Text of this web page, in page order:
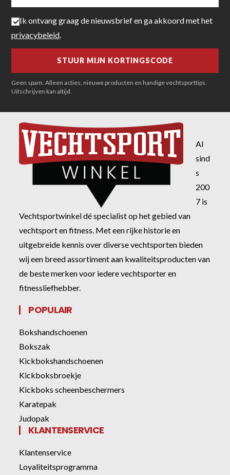
Ik ontvang graag de nieuwsbrief en ga akkoord met het
privacybeleid
Geen spam. Alleen acties, nieuwe producten en handige vechtsporttips.
Uitschrijven kan altijd.
Al
sind
s
200
7 is
Vechtsportwinkel dé specialist op het gebied van
vechtsport en fitness. Met een rijke historie en
uitgebreide kennis over diverse vechtsporten bieden
wij een breed assortiment aan kwaliteitsproducten van
de beste merken voor iedere vechtsporter en
fitnessliefhebber.
POPULAIR
Bokshandschoenen
Bokszak
Kickbokshandschoenen
Kickboksbroekje
Kickboks scheenbeschermers
Karatepak
Judopak
KLANTENSERVICE
Klantenservice
Loyaliteitsprogramma